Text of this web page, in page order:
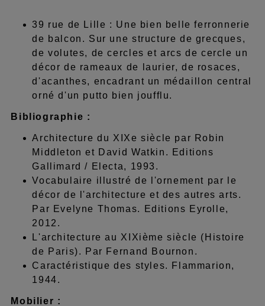
39 rue de Lille : Une bien belle ferronnerie
de balcon. Sur une structure de grecques,
de volutes, de cercles et arcs de cercle un
décor de rameaux de laurier, de rosaces,
d'acanthes, encadrant un médaillon central
orné d'un putto bien joufflu.
Bibliographie :
Architecture du XIXe siècle par Robin
Middleton et David Watkin. Editions
Gallimard / Electa, 1993.
Vocabulaire illustré de l'ornement par le
décor de l'architecture et des autres arts.
Par Evelyne Thomas. Editions Eyrolle,
2012.
L'architecture au XIXième siècle (Histoire
de Paris). Par Fernand Bournon.
Caractéristique des styles. Flammarion,
1944.
Mobilier :